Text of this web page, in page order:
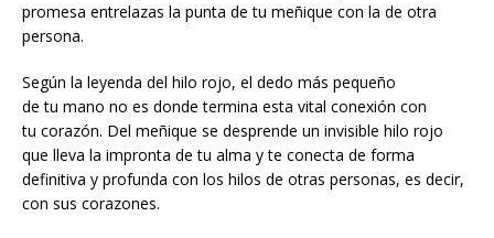
promesa entrelazas la punta de tu meñique con la de otra
persona.
Según la leyenda del hilo rojo, el dedo más pequeño
de tu mano no es donde termina esta vital conexión con
tu corazón. Del meñique se desprende un invisible hilo rojo
que lleva la impronta de tu alma y te conecta de forma
definitiva y profunda con los hilos de otras personas, es decir,
con sus corazones.